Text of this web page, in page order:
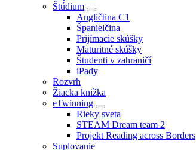
Štúdium
Angličtina C1
Španielčina
Prijímacie skúšky
Maturitné skúšky
Študenti v zahraničí
iPady
Rozvrh
Žiacka knižka
eTwinning
Rieky sveta
STEAM Dream team 2
Projekt Reading across Borders
Suplovanie